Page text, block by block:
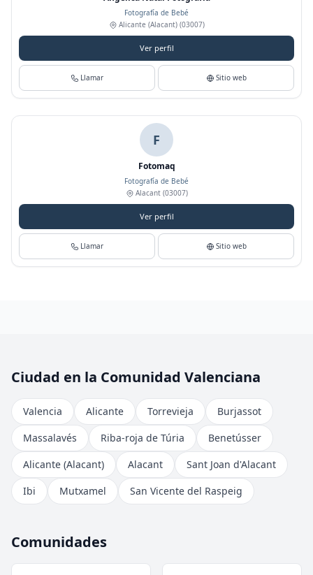
Fotografía de Bebé
Alicante (Alacant)(03007)
Ver perfil
Llamar Sitio web
F
Fotomaq
Fotografía de Bebé
Alacant(03007)
Ver perfil
Llamar Sitio web
Ciudad en la Comunidad Valenciana
Valencia Alicante Torrevieja
Burjassot
Massalavés
Riba-roja de Túria
Benetússer
Alicante (Alacant)
Alacant
Sant Joan d'Alacant
Ibi
Mutxamel San Vicente del Raspeig
Comunidades